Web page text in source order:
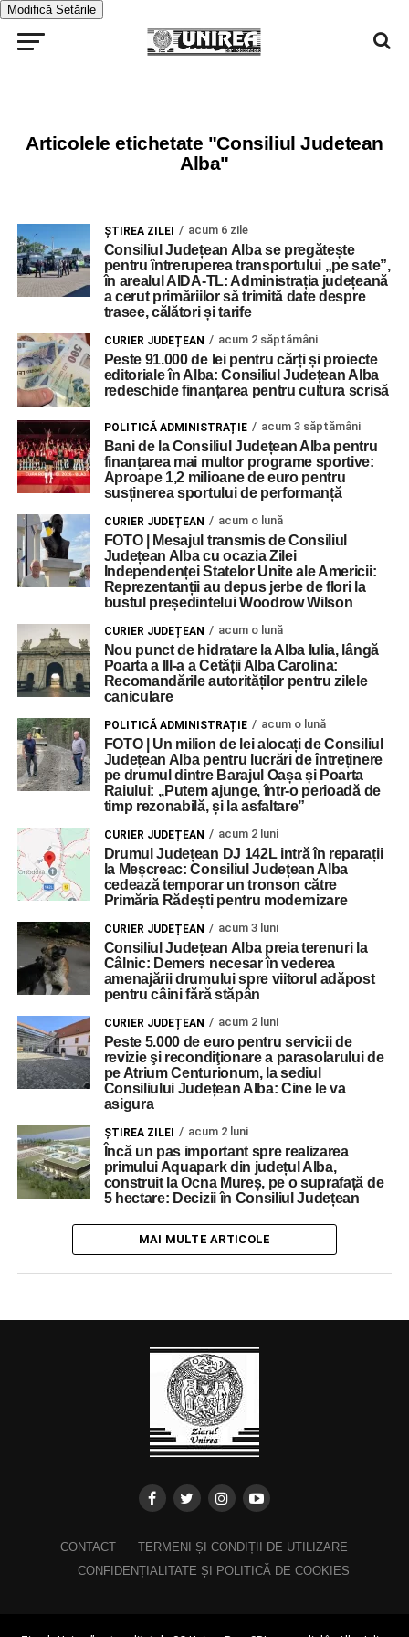
Modifică Setările
Articolele etichetate "Consiliul Judetean
Alba"
ŞTIREA ZILEI acum 6 zile
Consiliul Județean Alba se pregătește
pentru întreruperea transportului „pe sate”,
în arealul AIDA-TL: Administrația județeană
a cerut primăriilor să trimită date despre
trasee, călători și tarife
CURIER JUDEȚEAN acum 2 săptămâni
Peste 91.000 de lei pentru cărți și proiecte
editoriale în Alba: Consiliul Județean Alba
redeschide finanțarea pentru cultura scrisă
POLITICĂ ADMINISTRAȚIE acum 3 săptămâni
Bani de la Consiliul Județean Alba pentru
finanțarea mai multor programe sportive:
Aproape 1,2 milioane de euro pentru
susținerea sportului de performanță
CURIER JUDEȚEAN acum o lună
FOTO | Mesajul transmis de Consiliul
Județean Alba cu ocazia Zilei
Independenței Statelor Unite ale Americii:
Reprezentanții au depus jerbe de flori la
bustul președintelui Woodrow Wilson
CURIER JUDEȚEAN acum o lună
Nou punct de hidratare la Alba Iulia, lângă
Poarta a III-a a Cetății Alba Carolina:
Recomandările autorităților pentru zilele
caniculare
POLITICĂ ADMINISTRAȚIE acum o lună
FOTO | Un milion de lei alocați de Consiliul
Județean Alba pentru lucrări de întreținere
pe drumul dintre Barajul Oașa și Poarta
Raiului: ,,Putem ajunge, într-o perioadă de
timp rezonabilă, și la asfaltare”
CURIER JUDEȚEAN acum 2 luni
Drumul Județean DJ 142L intră în reparații
la Meșcreac: Consiliul Județean Alba
cedează temporar un tronson către
Primăria Rădești pentru modernizare
CURIER JUDEȚEAN acum 3 luni
Consiliul Județean Alba preia terenuri la
Câlnic: Demers necesar în vederea
amenajării drumului spre viitorul adăpost
pentru câini fără stăpân
CURIER JUDEȚEAN acum 2 luni
Peste 5.000 de euro pentru servicii de
revizie şi recondiţionare a parasolarului de
pe Atrium Centurionum, la sediul
Consiliului Județean Alba: Cine le va
asigura
ŞTIREA ZILEI acum 2 luni
Încă un pas important spre realizarea
primului Aquapark din județul Alba,
construit la Ocna Mureș, pe o suprafață de
5 hectare: Decizii în Consiliul Județean
MAI MULTE ARTICOLE
CONTACT
TERMENI ȘI CONDIȚII DE UTILIZARE
CONFIDENȚIALITATE ȘI POLITICĂ DE COOKIES